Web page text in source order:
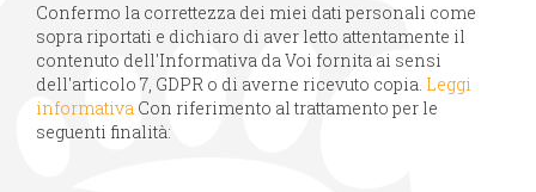
Confermo la correttezza dei miei dati personali come
sopra riportati e dichiaro di aver letto attentamente il
contenuto dell'Informativa da Voi fornita ai sensi
dell'articolo 7, GDPR o di averne ricevuto copia. Leggi
informativa Con riferimento al trattamento per le
seguenti finalità: